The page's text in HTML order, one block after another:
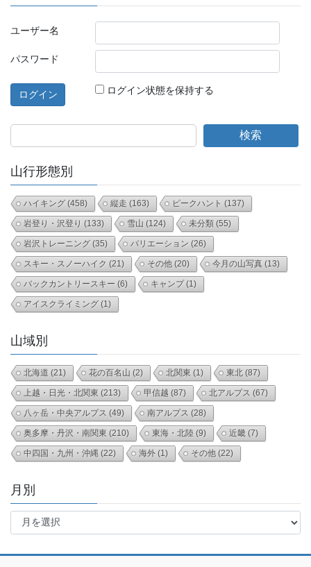
ユーザー名
パスワード
ログイン状態を保持する
検索
山行形態別
ハイキング (458) 縦走 (163) ピークハント (137)
岩登り・沢登り (133) 雪山 (124) 未分類 (55)
岩沢トレーニング (35) バリエーション (26)
スキー・スノーハイク (21) その他 (20) 今月の山写真 (13)
バックカントリースキー (6) キャンプ(1)
アイスクライミング (1)
山域別
北海道 (21) 花の百名山 (2) 北関東 (1) 東北 (87)
上越・日光・北関東 (213) 甲信越 (87) 北アルプス (67)
八ヶ岳・中央アルプス (49) 南アルプス (28)
奥多摩・丹沢・南関東 (210) 東海・北陸 (9) 近畿 (7)
中四国・九州・沖縄 (22) 海外 (1) その他 (22)
月別
月